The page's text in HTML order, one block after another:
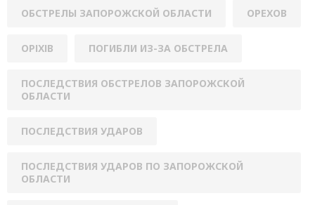
ОБСТРЕЛЫ ЗАПОРОЖСКОЙ ОБЛАСТИ ОРЕХОВ
ОРІХІВ ПОГИБЛИ ИЗ-ЗА ОБСТРЕЛА
ПОСЛЕДСТВИЯ ОБСТРЕЛОВ ЗАПОРОЖСКОЙ
ОБЛАСТИ
ПОСЛЕДСТВИЯ УДАРОВ
ПОСЛЕДСТВИЯ УДАРОВ ПО ЗАПОРОЖСКОЙ
ОБЛАСТИ